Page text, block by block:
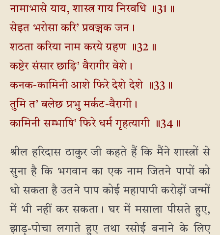
नामाभासे याय, शास्त्र गाय निरवधि ॥31॥
सेइत भरोसा करि’ प्रवञ्चक जन।
शठता करिया नाम करये ग्रहण ॥32॥
कष्टेर संसार छाड़ि’ वैरागीर वेशे।
कनक-कामिनी आशे फिरे देशे देशे ॥33॥
तुमि त’ बलेछ प्रभु मर्कट-वैरागी।
कामिनी सम्भाषि’ फिरे धर्म गृहत्यागी ॥34॥
श्रील हरिदास ठाकुर जी कहते हैं कि मैंने शास्त्रों से
सुना है कि भगवान का एक नाम जितने पापों को
धो सकता है उतने पाप कोई महापापी करोड़ों जन्मों
में भी नहीं कर सकता। घर में मसाला पीसते हुए,
झाड़ू-पोचा लगाते हुए तथा रसोई बनाने के लिए